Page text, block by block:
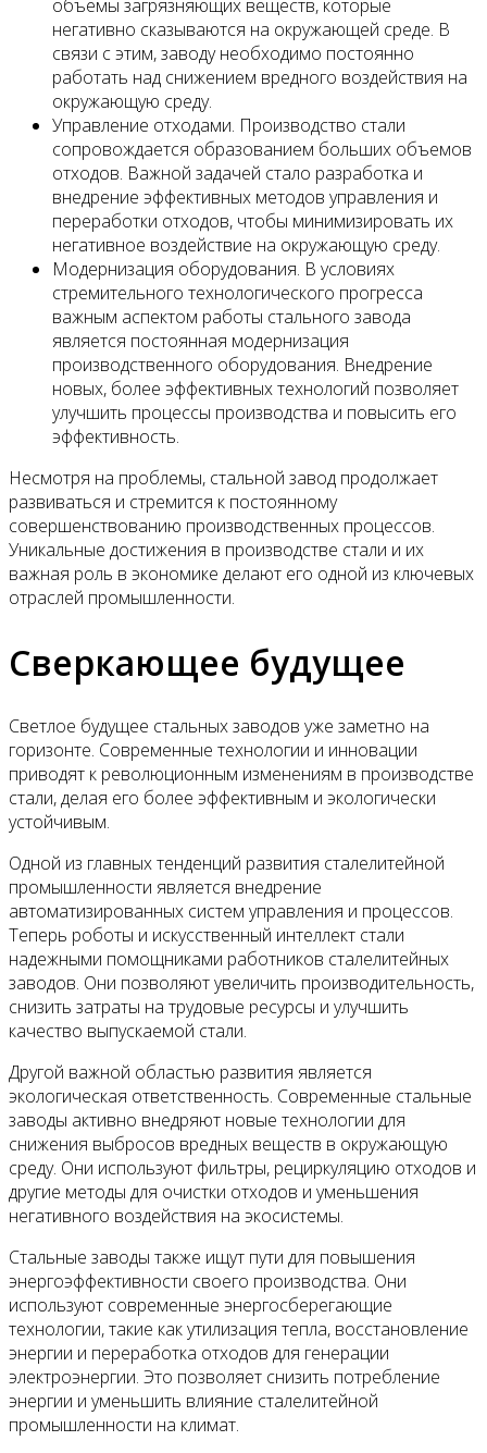
объемы загрязняющих веществ, которые
негативно сказываются на окружающей среде. В
связи с этим, заводу необходимо постоянно
работать над снижением вредного воздействия на
окружающую среду.
Управление отходами. Производство стали
сопровождается образованием больших объемов
отходов. Важной задачей стало разработка и
внедрение эффективных методов управления и
переработки отходов, чтобы минимизировать их
негативное воздействие на окружающую среду.
Модернизация оборудования. В условиях
стремительного технологического прогресса
важным аспектом работы стального завода
является постоянная модернизация
производственного оборудования. Внедрение
новых, более эффективных технологий позволяет
улучшить процессы производства и повысить его
эффективность.
Несмотря на проблемы, стальной завод продолжает
развиваться и стремится к постоянному
совершенствованию производственных процессов.
Уникальные достижения в производстве стали и их
важная роль в экономике делают его одной из ключевых
отраслей промышленности.
Сверкающее будущее
Светлое будущее стальных заводов уже заметно на
горизонте. Современные технологии и инновации
приводят к революционным изменениям в производстве
стали, делая его более эффективным и экологически
устойчивым.
Одной из главных тенденций развития сталелитейной
промышленности является внедрение
автоматизированных систем управления и процессов.
Теперь роботы и искусственный интеллект стали
надежными помощниками работников сталелитейных
заводов. Они позволяют увеличить производительность,
снизить затраты на трудовые ресурсы и улучшить
качество выпускаемой стали.
Другой важной областью развития является
экологическая ответственность. Современные стальные
заводы активно внедряют новые технологии для
снижения выбросов вредных веществ в окружающую
среду. Они используют фильтры, рециркуляцию отходов и
другие методы для очистки отходов и уменьшения
негативного воздействия на экосистемы.
Стальные заводы также ищут пути для повышения
энергоэффективности своего производства. Они
используют современные энергосберегающие
технологии, такие как утилизация тепла, восстановление
энергии и переработка отходов для генерации
электроэнергии. Это позволяет снизить потребление
энергии и уменьшить влияние сталелитейной
промышленности на климат.